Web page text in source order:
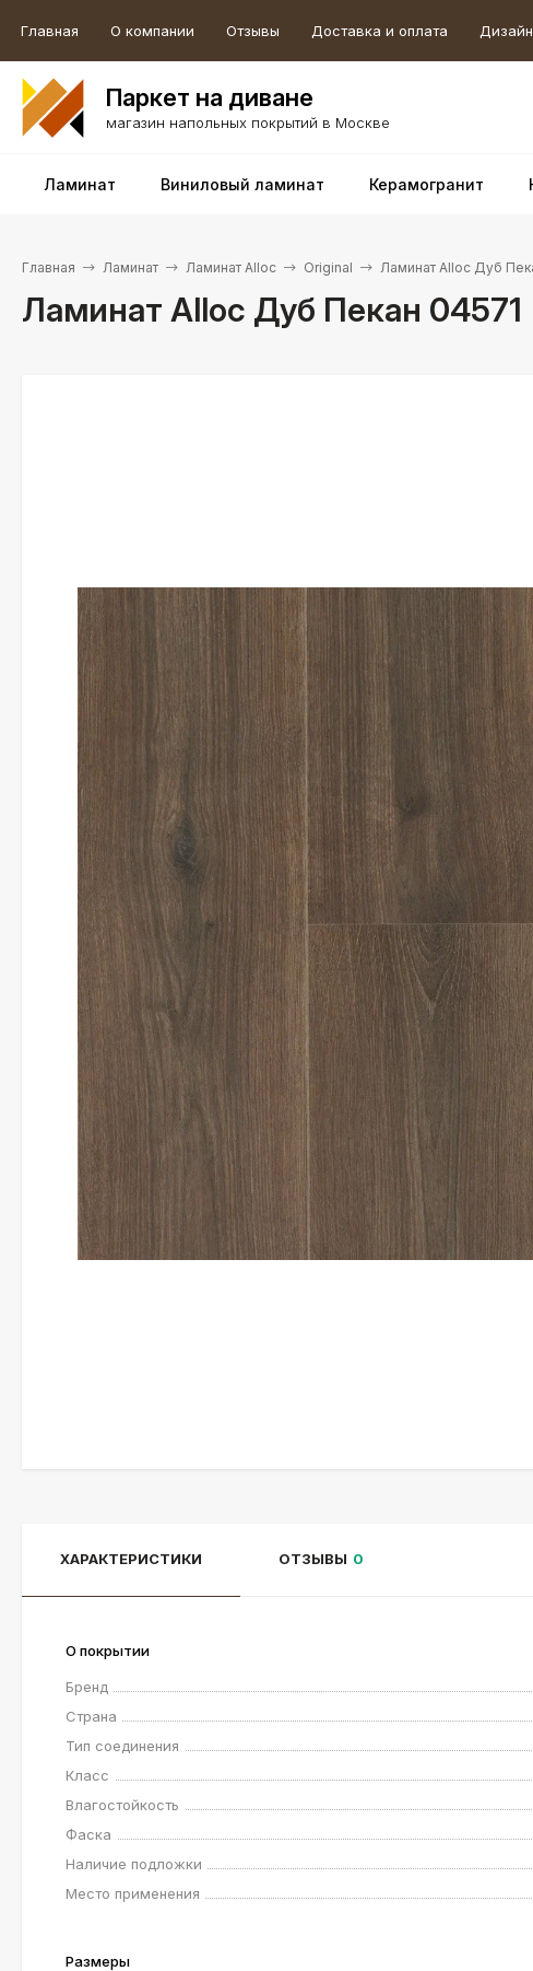
Главная О компании Отзывы Доставка и оплата
Паркет на диване
магазин напольных покрытий в Москве
Ламинат Виниловый ламинат Керамогранит
Главная Ламинат Ламинат Alloc Original Ламинат Alloc Дуб
Ламинат Alloc Дуб Пекан 04571
ХАРАКТЕРИСТИКИ ОТЗЫВЫ 0
О покрытии
Бренд
Страна
Тип соединения
Класс
Влагостойкость
Фаска
Наличие подложки
Место применения
Размеры